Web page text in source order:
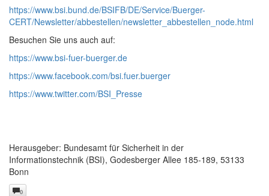
https://www.bsi.bund.de/BSIFB/DE/Service/Buerger-
CERT/Newsletter/abbestellen/newsletter_abbestellen_node.html
Besuchen Sie uns auch auf:
https://www.bsi-fuer-buerger.de
https://www.facebook.com/bsi.fuer.buerger
https://www.twitter.com/BSI_Presse
Herausgeber: Bundesamt für Sicherheit in der
Informationstechnik (BSI), Godesberger Allee 185-189, 53133
Bonn
0